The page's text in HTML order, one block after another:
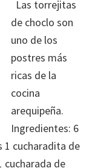
Las torrejitas
de choclo son
uno de los
postres más
ricas de la
cocina
arequipeña.
Ingredientes: 6
1 cucharadita de
cucharada de